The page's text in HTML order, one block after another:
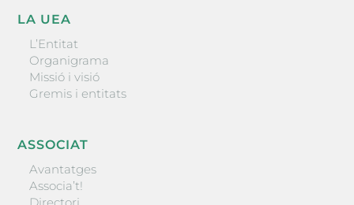
LA UEA
L’Entitat
Organigrama
Missió i visió
Gremis i entitats
ASSOCIAT
Avantatges
Associa’t!
Directori